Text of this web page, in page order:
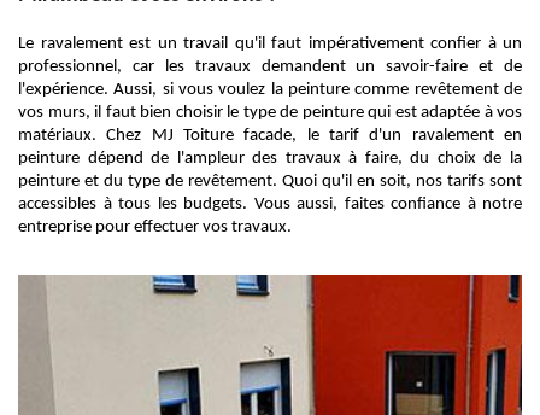
Le ravalement est un travail qu'il faut impérativement confier à un
professionnel, car les travaux demandent un savoir-faire et de
l'expérience. Aussi, si vous voulez la peinture comme revêtement de
vos murs, il faut bien choisir le type de peinture qui est adaptée à vos
matériaux. Chez MJ Toiture facade, le tarif d'un ravalement en
peinture dépend de l'ampleur des travaux à faire, du choix de la
peinture et du type de revêtement. Quoi qu'il en soit, nos tarifs sont
accessibles à tous les budgets. Vous aussi, faites confiance à notre
entreprise pour effectuer vos travaux.